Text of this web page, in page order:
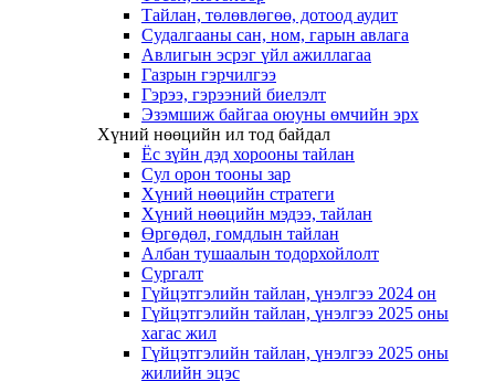
Тайлан, төлөвлөгөө, дотоод аудит
Судалгааны сан, ном, гарын авлага
Авлигын эсрэг үйл ажиллагаа
Газрын гэрчилгээ
Гэрээ, гэрээний биелэлт
Эзэмшиж байгаа оюуны өмчийн эрх
Хүний нөөцийн ил тод байдал
Ёс зүйн дэд хорооны тайлан
Сул орон тооны зар
Хүний нөөцийн стратеги
Хүний нөөцийн мэдээ, тайлан
Өргөдөл, гомдлын тайлан
Албан тушаалын тодорхойлолт
Сургалт
Гүйцэтгэлийн тайлан, үнэлгээ 2024 он
Гүйцэтгэлийн тайлан, үнэлгээ 2025 оны
хагас жил
Гүйцэтгэлийн тайлан, үнэлгээ 2025 оны
жилийн эцэс